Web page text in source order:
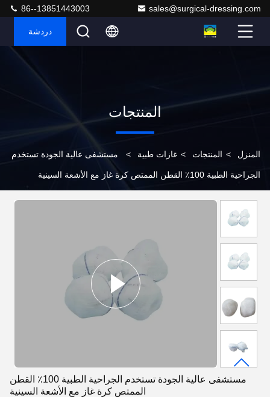
sales@surgical-dressing.com
86--13851443003
دردشة
المنتجات
المنزل > المنتجات > غازات طبية > مستشفى عالية الجودة تستخدم
الجراحية الطبية 100٪ القطن الممتص كرة غاز مع الأشعة السينية
مستشفى عالية الجودة تستخدم الجراحية الطبية 100٪ القطن
الممتص كرة غاز مع الأشعة السينية